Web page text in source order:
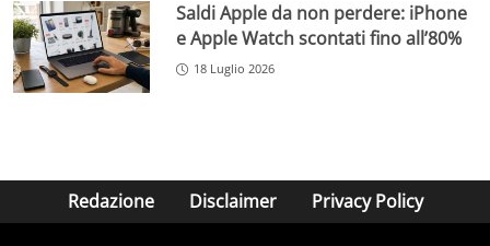
Saldi Apple da non perdere: iPhone
e Apple Watch scontati fino all’80%
18 Luglio 2026
Redazione Disclaimer Privacy Policy